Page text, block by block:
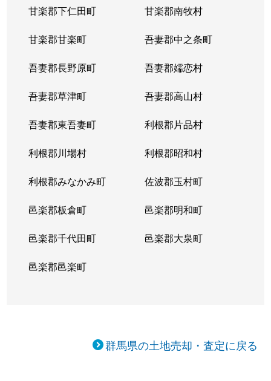
甘楽郡下仁田町 甘楽郡南牧村
甘楽郡甘楽町 吾妻郡中之条町
吾妻郡長野原町 吾妻郡嬬恋村
吾妻郡草津町 吾妻郡高山村
吾妻郡東吾妻町 利根郡片品村
利根郡川場村 利根郡昭和村
利根郡みなかみ町 佐波郡玉村町
邑楽郡板倉町 邑楽郡明和町
邑楽郡千代田町 邑楽郡大泉町
邑楽郡邑楽町
群馬県の土地売却・査定に戻る